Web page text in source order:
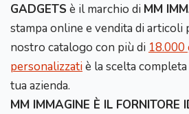
GADGETS è il marchio di MM
stampa online e vendita di articoli
nostro catalogo con più di 18.000
personalizzatiè la scelta
tua azienda.
MM IMMAGINE È IL FORNITORE